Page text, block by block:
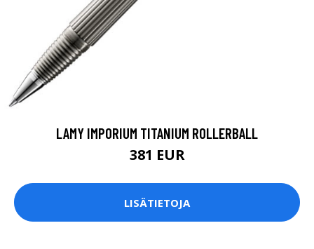
LAMY IMPORIUM TITANIUM ROLLERBALL
381 EUR
LISÄTIETOJA